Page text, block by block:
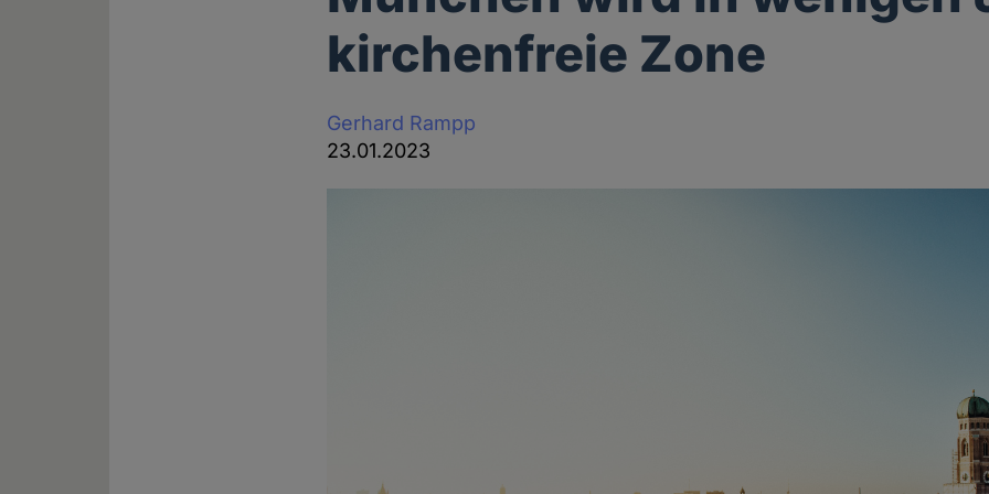
kirchenfreie Zone
Gerhard Rampp
23.01.2023